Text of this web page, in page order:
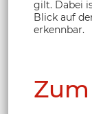
gilt. Dabei
Blick auf
erkennbar.